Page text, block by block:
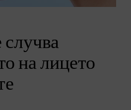
случва
на лицето